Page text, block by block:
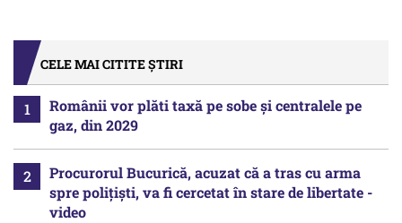
CELE MAI CITITE ȘTIRI
Românii vor plăti taxă pe sobe şi centralele pe
gaz, din 2029
Procurorul Bucurică, acuzat că a tras cu arma
spre polițiști, va fi cercetat în stare de libertate -
video